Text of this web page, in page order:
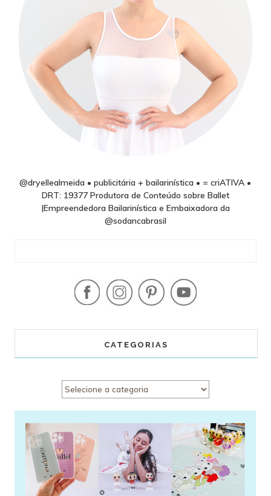
@dryellealmeida • publicitária + bailarinística • = criATIVA •
DRT: 19377 Produtora de Conteúdo sobre Ballet
|Empreendedora Bailarinística e Embaixadora da
@sodancabrasil
CATEGORIAS